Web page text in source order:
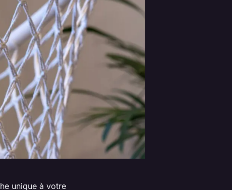
unique à votre